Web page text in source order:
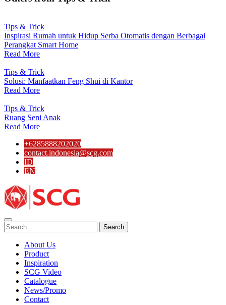
Tips & Trick
Inspirasi Rumah untuk Hidup Serba Otomatis dengan Berbagai
Perangkat Smart Home
Read More
Tips & Trick
Solusi: Manfaatkan Feng Shui di Kantor
Read More
Tips & Trick
Ruang Seni Anak
Read More
+6285888202020
contact.indonesia@scg.com
ID
EN
Search
About Us
Product
Inspiration
SCG Video
Catalogue
News/Promo
Contact